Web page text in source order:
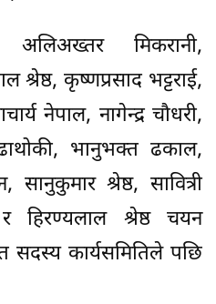
मिकरानी,
श्रेष्ठ, कृष्णप्रसाद भट्टराई,
नेपाल, नागेन्द्र चौधरी,
भानुभक्त ढकाल,
श्रेष्ठ, सावित्री
हिरण्यलाल श्रेष्ठ चयन
सदस्य कार्यसमितिले पछि